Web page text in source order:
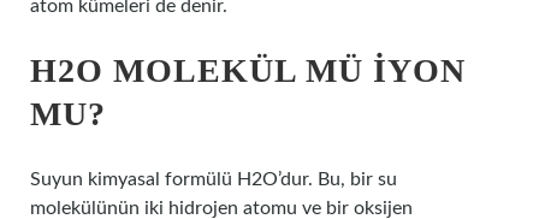
atom kümeleri de denir.
H2O MOLEKÜL MÜ IYON
MU?
Suyun kimyasal formülü H2O’dur. Bu, bir su
molekülünün iki hidrojen atomu ve bir oksijen